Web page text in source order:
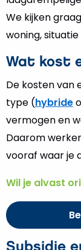
We kijken
woning,
Wat kost
De kosten van
type (hybride
vermogen en
Daarom
vooraf waar je
Wil je alvast
Subsidie